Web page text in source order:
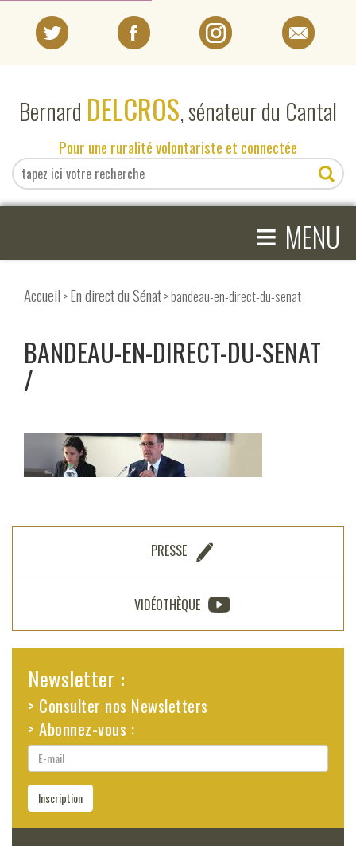
Bernard DELCROS, sénateur du Cantal
Pour une ruralité volontariste et connectée
≡ MENU
EN DIRECT DU SÉNAT
EN DIRECT DU CANTAL
Accueil >En direct du Sénat> bandeau-en-direct-du-senat
BANDEAU-EN-DIRECT-DU-SENAT
PRESSE
VIDÉOTHÈQUE
Newsletter :
> Consulter nos Newsletters
> Abonnez-vous :
E-
mail
Inscription